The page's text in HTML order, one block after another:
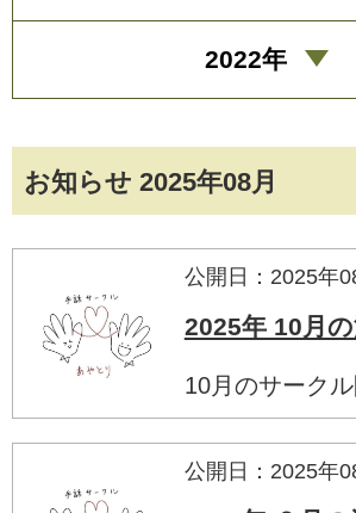
お知らせ 2025年08月
公開日：2025年
2025年 10月の
10月のサークル
公開日：2025年
2022年